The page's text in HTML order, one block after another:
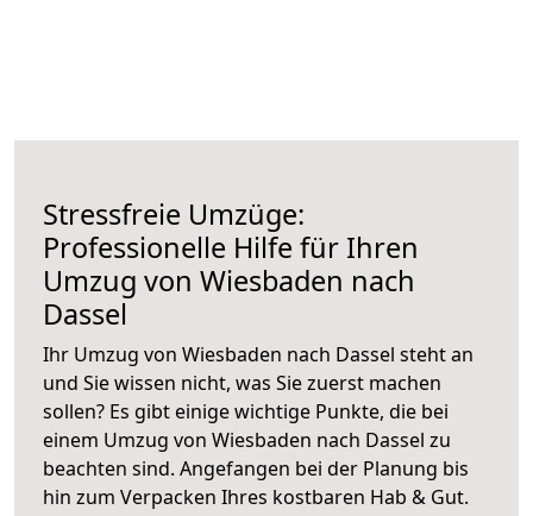
Stressfreie Umzüge:
Professionelle Hilfe für Ihren
Umzug von Wiesbaden nach
Dassel
Ihr Umzug von Wiesbaden nach Dassel steht an
und Sie wissen nicht, was Sie zuerst machen
sollen? Es gibt einige wichtige Punkte, die bei
einem Umzug von Wiesbaden nach Dassel zu
beachten sind. Angefangen bei der Planung bis
hin zum Verpacken Ihres kostbaren Hab & Gut.